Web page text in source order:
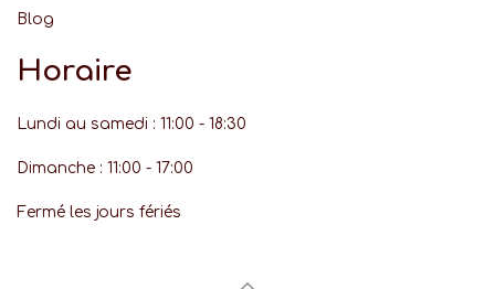
Blog
Horaire
Lundi au samedi : 11:00 - 18:30
Dimanche : 11:00 - 17:00
Fermé les jours fériés